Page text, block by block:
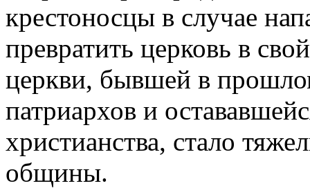
крестоносцы в случае
превратить церковь в
церкви, бывшей в
патриархов и
христианства, стало
общины.